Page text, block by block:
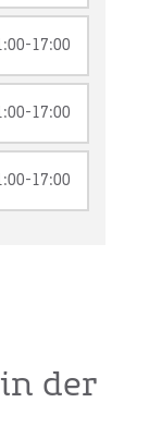
17:00
17:00
17:00
der